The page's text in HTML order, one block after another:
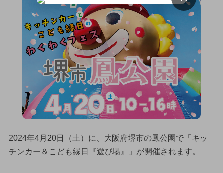
2024年4月20日（土）に、大阪府堺市の鳳公園で「キッ
チンカー＆こども縁日『遊び場』」が開催されます。